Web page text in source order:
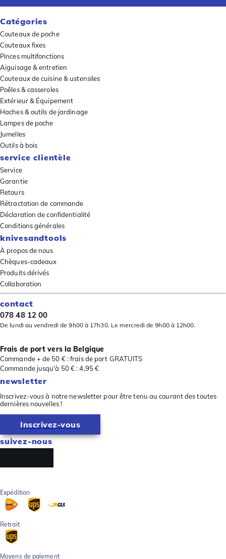
Catégories
Couteaux de poche
Couteaux fixes
Pinces multifonctions
Aiguisage & entretien
Couteaux de cuisine & ustensiles
Poêles & casseroles
Extérieur & Équipement
Haches & outils de jardinage
Lampes de poche
Jumelles
Outils à bois
service clientèle
Service
Garantie
Retours
Rétractation de commande
Déclaration de confidentialité
Conditions générales
knivesandtools
À propos de nous
Chèques-cadeaux
Produits dérivés
Collaboration
contact
078 48 12 00
De lundi au vendredi de 9h00 à 17h30. Le mercredi de 9h00 à 12h00.
Frais de port vers la Belgique
Commande + de 50 € : frais de port GRATUITS
Commande jusqu'à 50 € : 4,95 €
newsletter
Inscrivez-vous à notre newsletter pour être tenu au courant des toutes
dernières nouvelles !
Inscrivez-vous
suivez-nous
Expédition
Retrait
Moyens de paiement